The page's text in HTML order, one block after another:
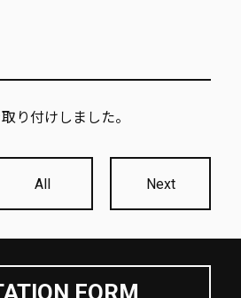
り付けしました。
All Next